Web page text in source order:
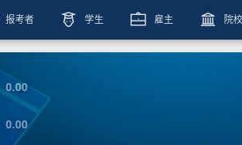
报考者 学生 雇主 院校
0.00
0.00